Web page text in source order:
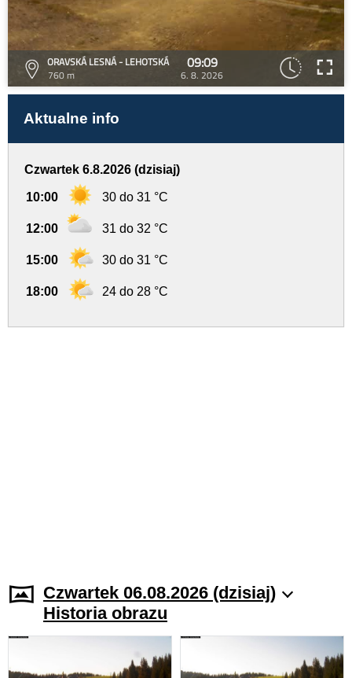
ORAVSKÁ LESNÁ - LEHOTSKÁ
760 m
09:09
6. 8. 2026
Aktualne info
Czwartek 6.8.2026 (dzisiaj)
10:00 30 do 31 °C
12:00 31 do 32 °C
15:00 30 do 31 °C
18:00 24 do 28 °C
Czwartek 06.08.2026 (dzisiaj)
Historia obrazu